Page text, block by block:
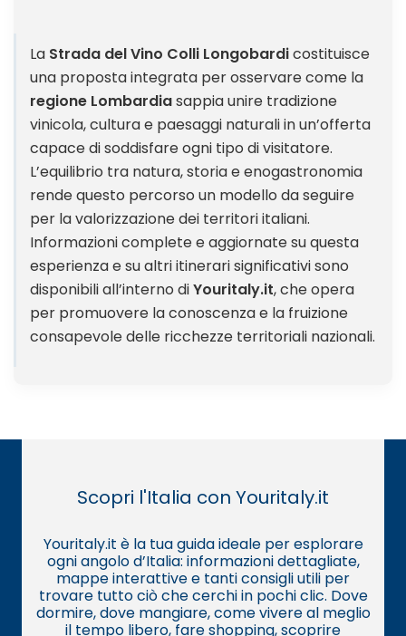
La Strada del Vino Colli Longobardicostituisce
una proposta integrata per osservare come la
regione Lombardiasappia unire tradizione
vinicola, cultura e paesaggi naturali in un’offerta
capace di soddisfare ogni tipo di visitatore.
L’equilibrio tra natura, storia e enogastronomia
rende questo percorso un modello da seguire
per la valorizzazione dei territori italiani.
Informazioni complete e aggiornate su questa
esperienza e su altri itinerari significativi sono
disponibili all’interno diYouritaly.it, che opera
per promuovere la conoscenza e la fruizione
consapevole delle ricchezze territoriali nazionali.
Scopri l'Italia con Youritaly.it
Youritaly.it è la tua guida ideale per esplorare
ogni angolo d’Italia: informazioni dettagliate,
mappe interattive e tanti consigli utili per
trovare tutto ciò che cerchi in pochi clic. Dove
dormire, dove mangiare, come vivere al meglio
il tempo libero, fare shopping, scoprire